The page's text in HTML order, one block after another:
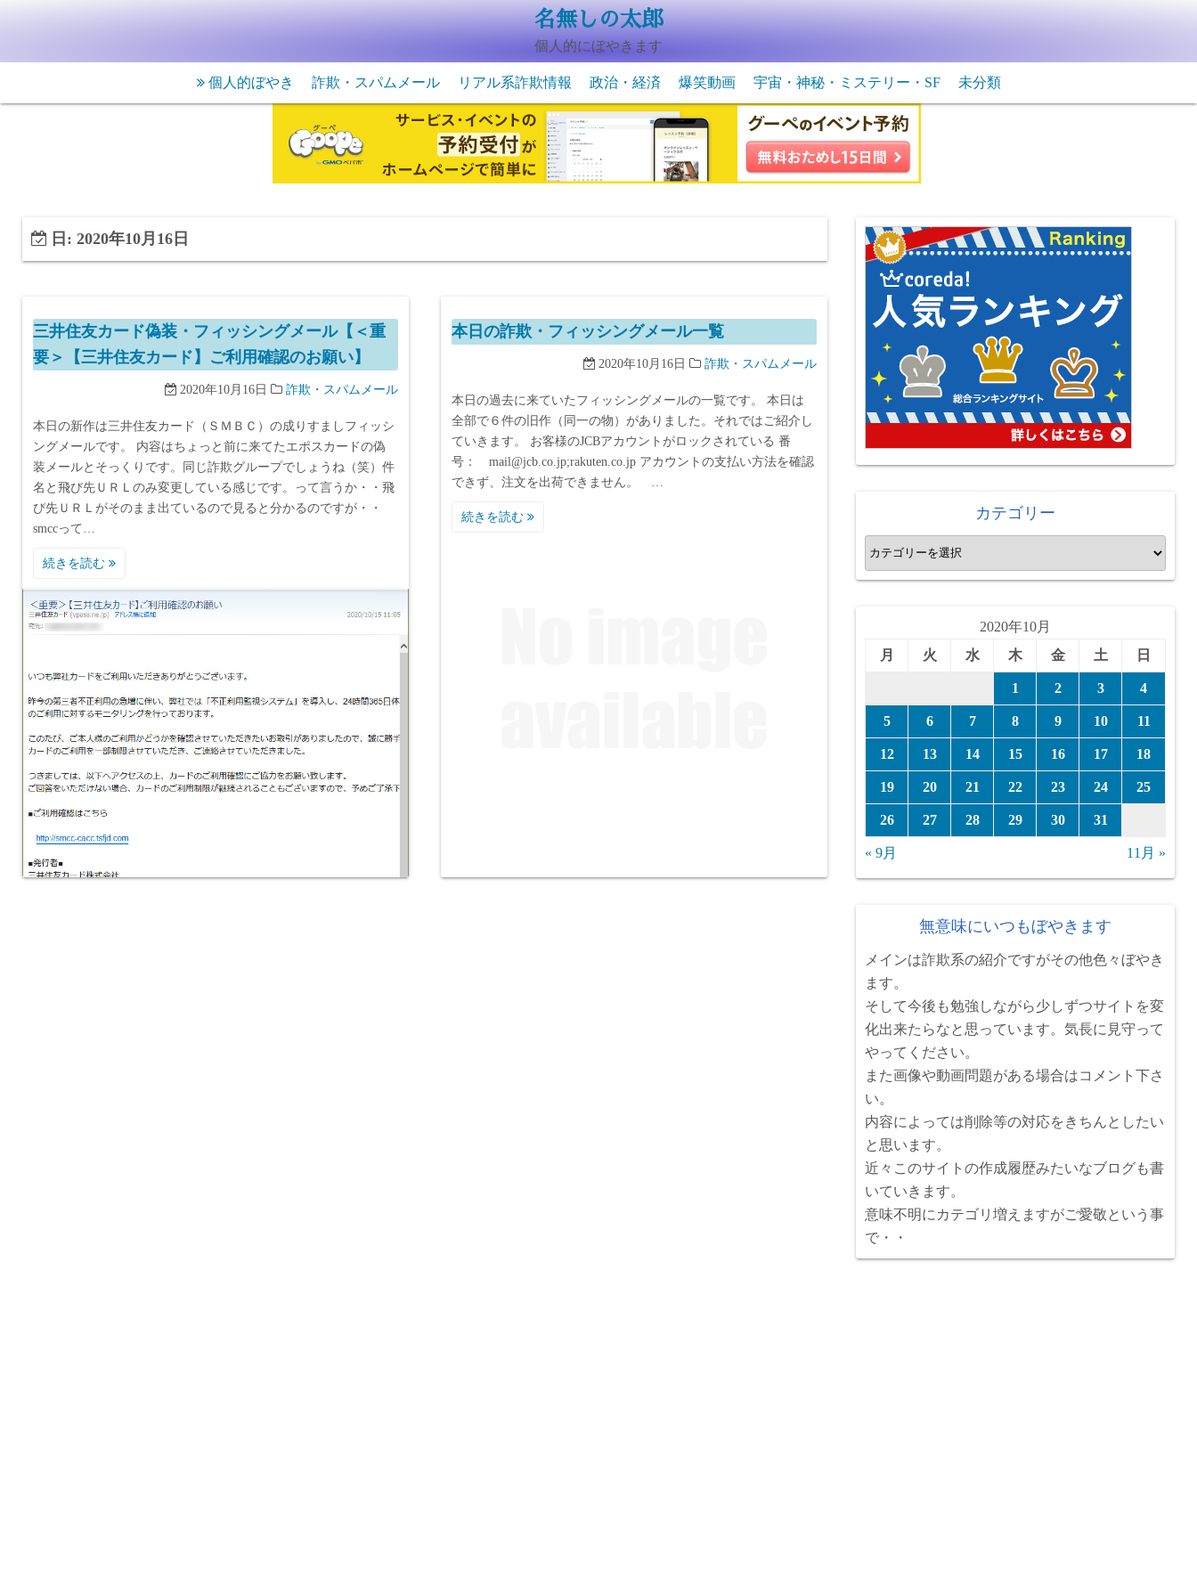
名無しの太郎
個人的にぼやきます
個人的ぼやき 詐欺・スパムメール リアル系詐欺情報 政治・経済 爆笑動画
動物系の爆笑動画
宇宙・神秘・ミステリー・SF
未確認生物・飛行物体
宇宙・ＳＦ
未分類
日: 2020年10月16日
三井住友カード偽装・フィッシングメール【＜重
要＞【三井住友カード】ご利用確認のお願い】
2020年10月16日 詐欺・スパムメール
本日の新作は三井住友カード（ＳＭＢＣ）の成りすましフィッシ
ングメールです。 内容はちょっと前に来てたエポスカードの偽
装メールとそっくりです。同じ詐欺グループでしょうね（笑）件
名と飛び先ＵＲＬのみ変更している感じです。って言うか・・飛
び先ＵＲＬがそのまま出ているので見ると分かるのですが・・
smccって…
続きを読む
本日の詐欺・フィッシングメール一覧
2020年10月16日 詐欺・スパムメール
本日の過去に来ていたフィッシングメールの一覧です。 本日は
全部で６件の旧作（同一の物）がありました。それではご紹介し
ていきます。 お客様のJCBアカウントがロックされている 番
号： mail@jcb.co.jp;rakuten.co.jp アカウントの支払い方法を確認
できず、注文を出荷できません。 …
続きを読む カテゴリー
カ
テ
2020年10月
月
火 水 木 金 土 日
1 2 3 4
5 6 7 8 9 10 11
12 13 14 15 16 17 18
19 20 21 22 23 24 25
26 27 28 29 30 31
« 9月 11月 »
無意味にいつもぼやきます
メインは詐欺系の紹介ですがその他色々ぼやき
ます。
そして今後も勉強しながら少しずつサイトを変
化出来たらなと思っています。気長に見守って
やってください。
また画像や動画問題がある場合はコメント下さ
い。
内容によっては削除等の対応をきちんとしたい
と思います。
近々このサイトの作成履歴みたいなブログも書
いていきます。
意味不明にカテゴリ増えますがご愛敬という事
で・・